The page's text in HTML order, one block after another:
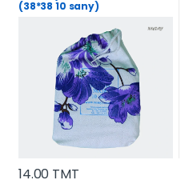
(38*38 10 sany)
14.00 TMT